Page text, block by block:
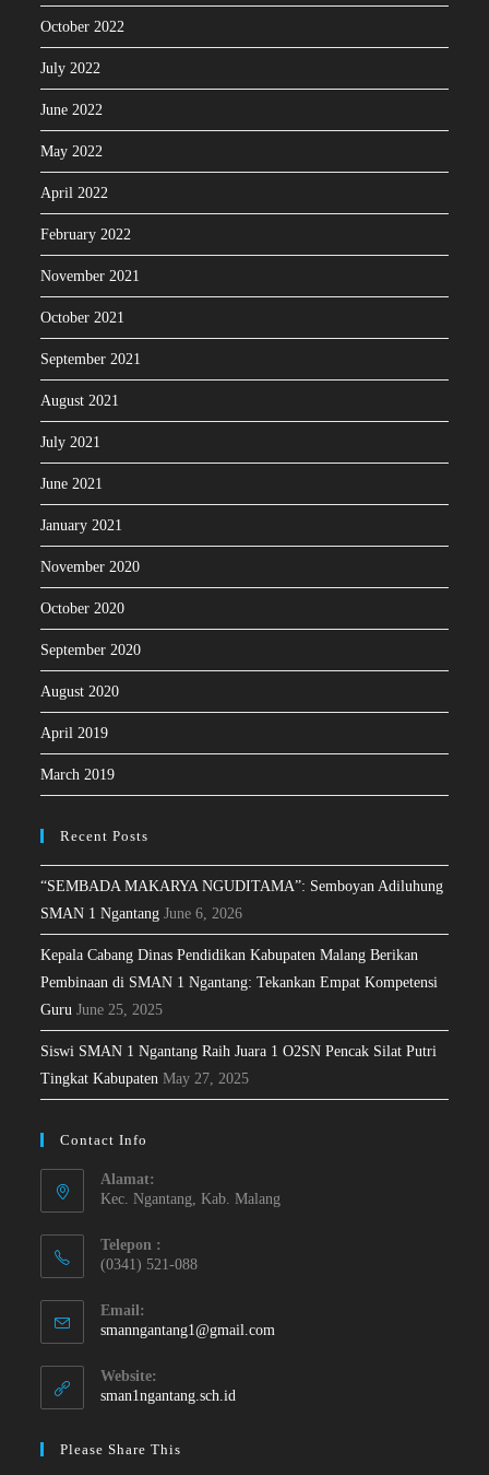
October 2022
July 2022
June 2022
May 2022
April 2022
February 2022
November 2021
October 2021
September 2021
August 2021
July 2021
June 2021
January 2021
November 2020
October 2020
September 2020
August 2020
April 2019
March 2019
Recent Posts
“SEMBADA MAKARYA NGUDITAMA”: Semboyan Adiluhung
SMAN 1 Ngantang June 6, 2026
Kepala Cabang Dinas Pendidikan Kabupaten Malang Berikan
Pembinaan di SMAN 1 Ngantang: Tekankan Empat Kompetensi
Guru June 25, 2025
Siswi SMAN 1 Ngantang Raih Juara 1 O2SN Pencak Silat Putri
Tingkat Kabupaten May 27, 2025
Contact Info
Alamat:
Kec. Ngantang, Kab. Malang
Telepon :
(0341) 521-088
Email:
smanngantang1@gmail.com
Website:
sman1ngantang.sch.id
Please Share This